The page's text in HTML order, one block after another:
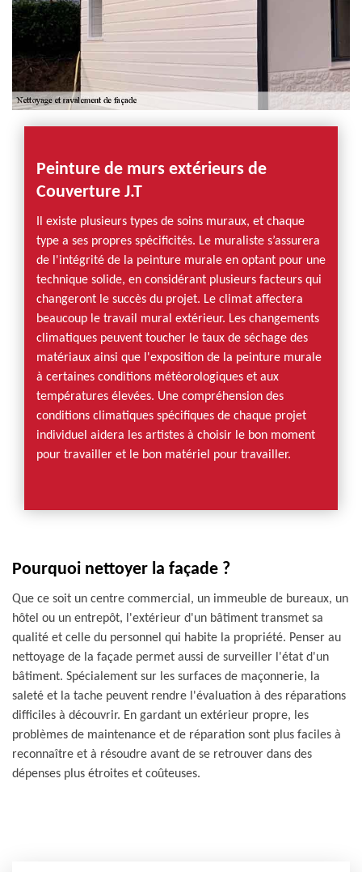
Peinture de murs extérieurs de
Couverture J.T
Il existe plusieurs types de soins muraux, et chaque
type a ses propres spécificités. Le muraliste s’assurera
de l'intégrité de la peinture murale en optant pour une
technique solide, en considérant plusieurs facteurs qui
changeront le succès du projet. Le climat affectera
beaucoup le travail mural extérieur. Les changements
climatiques peuvent toucher le taux de séchage des
matériaux ainsi que l'exposition de la peinture murale
à certaines conditions météorologiques et aux
températures élevées. Une compréhension des
conditions climatiques spécifiques de chaque projet
individuel aidera les artistes à choisir le bon moment
pour travailler et le bon matériel pour travailler.
Pourquoi nettoyer la façade ?
Que ce soit un centre commercial, un immeuble de bureaux, un
hôtel ou un entrepôt, l'extérieur d'un bâtiment transmet sa
qualité et celle du personnel qui habite la propriété. Penser au
nettoyage de la façade permet aussi de surveiller l'état d'un
bâtiment. Spécialement sur les surfaces de maçonnerie, la
saleté et la tache peuvent rendre l'évaluation à des réparations
difficiles à découvrir. En gardant un extérieur propre, les
problèmes de maintenance et de réparation sont plus faciles à
reconnaître et à résoudre avant de se retrouver dans des
dépenses plus étroites et coûteuses.